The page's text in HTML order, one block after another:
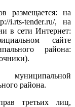
размещается: на
://i.rts-tender.ru/, на
в сети Интернет:
сайте
района:
района.
третьих лиц,